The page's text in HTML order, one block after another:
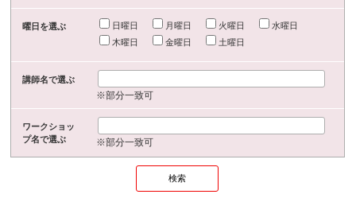
曜日を選ぶ 日曜日 月曜日 火曜日
水曜日
木曜日
金曜日 土曜日
講師名で選ぶ
※部分一致可
ワークショッ
プ名で選ぶ
※部分一致可